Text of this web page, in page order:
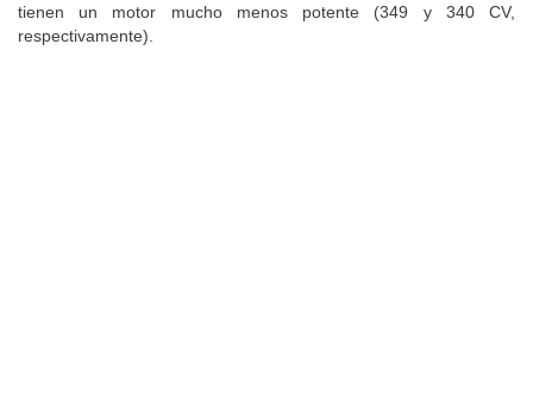
tienen un motor mucho menos potente (349 y 340 CV,
respectivamente).